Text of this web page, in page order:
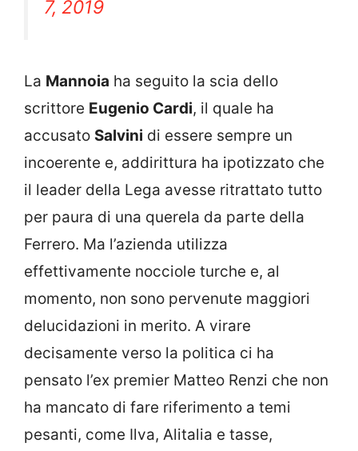
7, 2019
La Mannoia ha seguito la scia dello
scrittore Eugenio Cardi, il quale ha
accusato Salvini di essere sempre un
incoerente e, addirittura ha ipotizzato che
il leader della Lega avesse ritrattato tutto
per paura di una querela da parte della
Ferrero. Ma l’azienda utilizza
effettivamente nocciole turche e, al
momento, non sono pervenute maggiori
delucidazioni in merito. A virare
decisamente verso la politica ci ha
pensato l’ex premier Matteo Renzi che non
ha mancato di fare riferimento a temi
pesanti, come Ilva, Alitalia e tasse,